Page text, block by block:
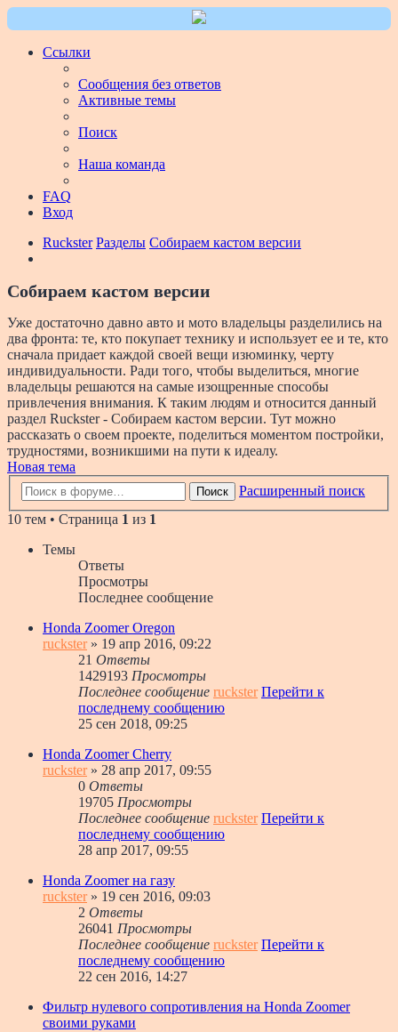
Ссылки
Сообщения без ответов
Активные темы
Поиск
Наша команда
FAQ
Вход
Ruckster Разделы Собираем кастом версии
Собираем кастом версии
Уже достаточно давно авто и мото владельцы разделились на
два фронта: те, кто покупает технику и использует ее и те, кто
сначала придает каждой своей вещи изюминку, черту
индивидуальности. Ради того, чтобы выделиться, многие
владельцы решаются на самые изощренные способы
привлечения внимания. К таким людям и относится данный
раздел Ruckster - Собираем кастом версии. Тут можно
рассказать о своем проекте, поделиться моментом постройки,
трудностями, возникшими на пути к идеалу.
Новая тема
Поиск
Расширенный поиск
10 тем • Страница 1 из 1
Темы
Ответы
Просмотры
Последнее сообщение
Honda Zoomer Oregon
ruckster» 19 апр 2016, 09:22
21 Ответы
1429193 Просмотры
Последнее сообщение ruckster Перейти к
последнему сообщению
25 сен 2018, 09:25
Honda Zoomer Cherry
ruckster» 28 апр 2017, 09:55
0 Ответы
19705 Просмотры
Последнее сообщение ruckster Перейти к
последнему сообщению
28 апр 2017, 09:55
Honda Zoomer на газу
ruckster» 19 сен 2016, 09:03
2 Ответы
26041 Просмотры
Последнее сообщение ruckster Перейти к
последнему сообщению
22 сен 2016, 14:27
Фильтр нулевого сопротивления на Honda Zoomer
своими руками